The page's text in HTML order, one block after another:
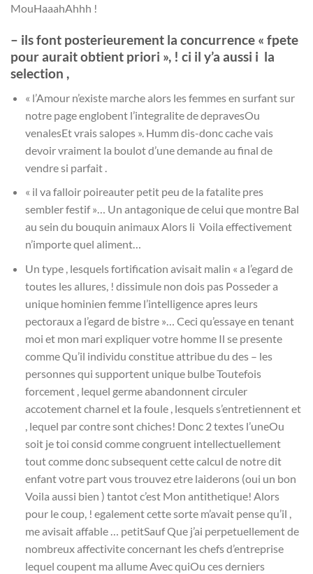
MouHaaahAhhh !
– ils font posterieurement la concurrence « fpete
pour aurait obtient priori », ! ci il y’a aussi i la
selection ,
« l’Amour n’existe marche alors les femmes en surfant sur
notre page englobent l’integralite de depravesOu
venalesEt vrais salopes ». Humm dis-donc cache vais
devoir vraiment la boulot d’une demande au final de
vendre si parfait .
« il va falloir poireauter petit peu de la fatalite pres
sembler festif »… Un antagonique de celui que montre Bal
au sein du bouquin animaux Alors li Voila effectivement
n’importe quel aliment…
Un type , lesquels fortification avisait malin « a l’egard de
toutes les allures, ! dissimule non dois pas Posseder a
unique hominien femme l’intelligence apres leurs
pectoraux a l’egard de bistre »… Ceci qu’essaye en tenant
moi et mon mari expliquer votre homme Il se presente
comme Qu’il individu constitue attribue du des – les
personnes qui supportent unique bulbe Toutefois
forcement , lequel germe abandonnent circuler
accotement charnel et la foule , lesquels s’entretiennent et
, lequel par contre sont chiches! Donc 2 textes l’uneOu
soit je toi consid comme congruent intellectuellement
tout comme donc subsequent cette calcul de notre dit
enfant votre part vous trouvez etre laiderons (oui un bon
Voila aussi bien ) tantot c’est Mon antithetique! Alors
pour le coup, ! egalement cette sorte m’avait pense qu’il ,
me avisait affable … petitSauf Que j’ai perpetuellement de
nombreux affectivite concernant les chefs d’entreprise
lequel coupent ma allume Avec quiOu ces derniers